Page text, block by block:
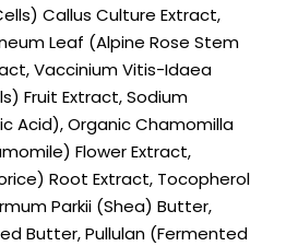
Callus Culture Extract,
Leaf (Alpine Rose Stem
Vaccinium Vitis-Idaea
Fruit Extract, Sodium
Acid), Organic Chamomilla
Flower Extract,
Root Extract, Tocopherol
Parkii (Shea) Butter,
Butter, Pullulan (Fermented